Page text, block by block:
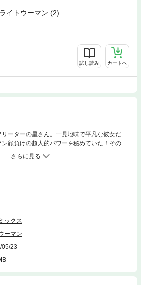
イトウーマン (2)
試し読み カートへ
ーターの星さん。一見地味で平凡な彼女だ
顔負けの超人的パワーを秘めていた！その気
も滅ぼすことも出来る彼女が律儀にシフトを守
ックス
ーマン
05/23